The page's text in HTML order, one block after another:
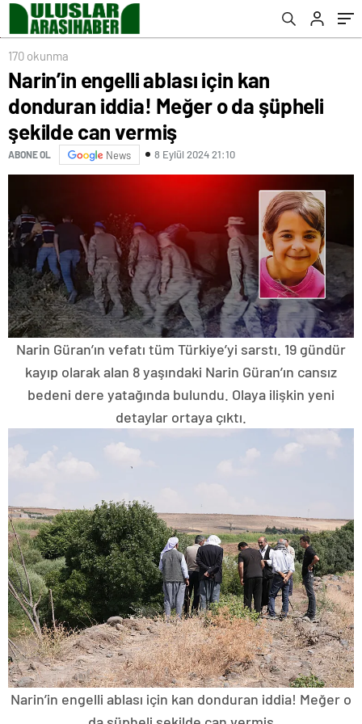
170 okunma
Narin’in engelli ablası için kan
donduran iddia! Meğer o da şüpheli
şekilde can vermiş
ABONE OL News 8 Eylül 2024 21:10
Narin Güran’ın vefatı tüm Türkiye’yi sarstı. 19 gündür
kayıp olarak alan 8 yaşındaki Narin Güran’ın cansız
bedeni dere yatağında bulundu. Olaya ilişkin yeni
detaylar ortaya çıktı.
Narin’in engelli ablası için kan donduran iddia! Meğer o